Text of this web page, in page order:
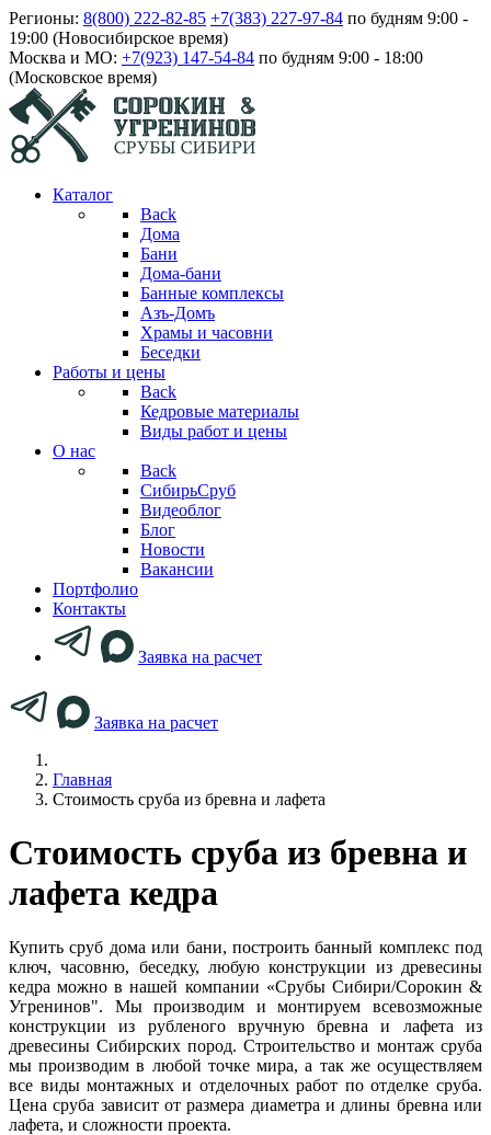
Регионы: 8(800) 222-82-85 +7(383) 227-97-84 по будням 9:00 -
19:00 (Новосибирское время)
Москва и МО: +7(923) 147-54-84 по будням 9:00 - 18:00
(Московское время)
Каталог
Back
Дома
Бани
Дома-бани
Банные комплексы
Азъ-Домъ
Храмы и часовни
Беседки
Работы и цены
Back
Кедровые материалы
Виды работ и цены
О нас
Back
СибирьСруб
Видеоблог
Блог
Новости
Вакансии
Портфолио
Контакты
Заявка на расчет
Заявка на расчет
Главная
Стоимость сруба из бревна и лафета
Стоимость сруба из бревна и
лафета кедра
Купить сруб дома или бани, построить банный комплекс под
ключ, часовню, беседку, любую конструкции из древесины
кедра можно в нашей компании «Срубы Сибири/Сорокин &
Угренинов". Мы производим и монтируем всевозможные
конструкции из рубленого вручную бревна и лафета из
древесины Сибирских пород. Строительство и монтаж сруба
мы производим в любой точке мира, а так же осуществляем
все виды монтажных и отделочных работ по отделке сруба.
Цена сруба зависит от размера диаметра и длины бревна или
лафета, и сложности проекта.